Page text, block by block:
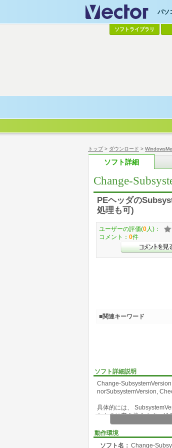
トップ> ダウンロード >
ソフト詳細
Change-
PEヘッダの
処理も可)
ソフト詳細説明
Change-
norSubsystemVersion,
具体的には、
なものに書き換えます。
SubsystemVersion を書き
や、 2000 などの古い OS
動作環境
ソフト名： Change-
ユーザーの評価(0 人)：
コメント： 0件
■関連キーワード
パソ
ソフトライブラリ